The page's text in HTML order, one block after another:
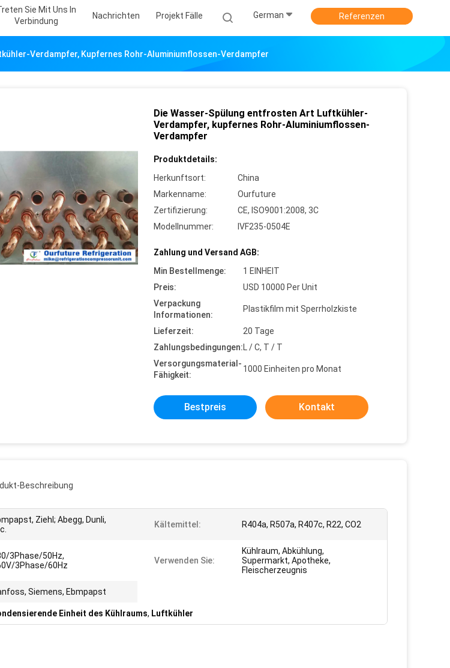
Sie Mit Uns In
Verbindung
Nachrichten Projekt Fälle German Referenzen
Verdampfer, Kupfernes Rohr-Aluminiumflossen-Verdampfer
Die Wasser-Spülung entfrosten Art Luftkühler-
Verdampfer, kupfernes Rohr-Aluminiumflossen-
Verdampfer
Produktdetails:
Herkunftsort:
China
Markenname:
Ourfuture
Zertifizierung:
CE, ISO9001:2008, 3C
Modellnummer:
IVF235-0504E
Zahlung und Versand AGB:
Min Bestellmenge:
1 EINHEIT
Preis:
USD 10000 Per Unit
Verpackung
Informationen:
Plastikfilm mit Sperrholzkiste
Lieferzeit:
20 Tage
Zahlungsbedingungen:L / C, T / T
Versorgungsmaterial-
Fähigkeit:
1000 Einheiten pro Monat
Bestpreis Kontakt
Beschreibung
Ziehl; Abegg, Dunli,
Kältemittel: R404a, R507a, R407c, R22, CO2
3Phase/50Hz,
3Phase/60Hz
Verwenden Sie:
Kühlraum, Abkühlung,
Supermarkt, Apotheke,
Fleischerzeugnis
Siemens, Ebmpapst
Einheit des Kühlraums, Luftkühler